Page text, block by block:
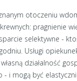
otoczeniu
pragnienie
selektywne -
Usługi
działalność
- i mogą być